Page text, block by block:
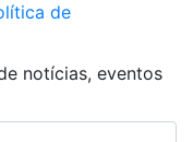
de
notícias, eventos